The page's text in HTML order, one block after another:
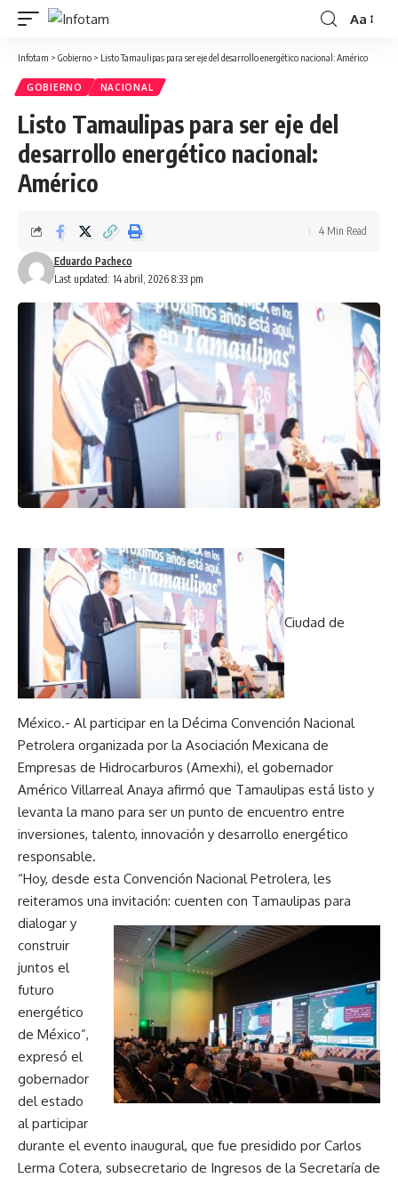
Aa
Infotam > Gobierno > Listo Tamaulipas para ser eje del desarrollo energético nacional: Américo
GOBIERNO NACIONAL
Listo Tamaulipas para ser eje del
desarrollo energético nacional:
Américo
Last updated: 14 abril, 2026 8:33 pm
Eduardo Pacheco
4 Min Read
Ciudad de
México.- Al participar en la Décima Convención Nacional
Petrolera organizada por la Asociación Mexicana de
Empresas de Hidrocarburos (Amexhi), el gobernador
Américo Villarreal Anaya afirmó que Tamaulipas está listo y
levanta la mano para ser un punto de encuentro entre
inversiones, talento, innovación y desarrollo energético
responsable.
“Hoy, desde esta Convención Nacional Petrolera, les
reiteramos una invitación: cuenten con Tamaulipas para
dialogar y
construir
juntos el
futuro
energético
de México”,
expresó el
gobernador
del estado
al participar
durante el evento inaugural, que fue presidido por Carlos
Lerma Cotera, subsecretario de Ingresos de la Secretaría de